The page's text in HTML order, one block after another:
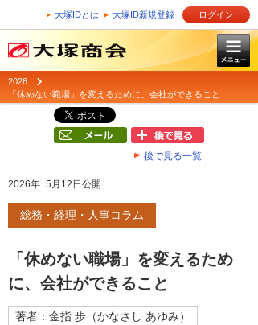
大塚IDとは 大塚ID新規登録 ログイン
2026
「休めない職場」を変えるために、会社ができること
後で見る一覧
2026年 5月12日公開
総務・経理・人事コラム
「休めない職場」を変えるため
に、会社ができること
著者：金指 歩（かなさし あゆみ）